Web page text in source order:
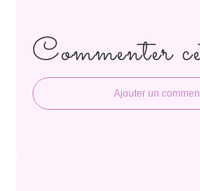
Commenter
Ajouter un